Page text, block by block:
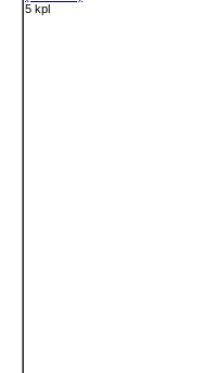
5 kpl